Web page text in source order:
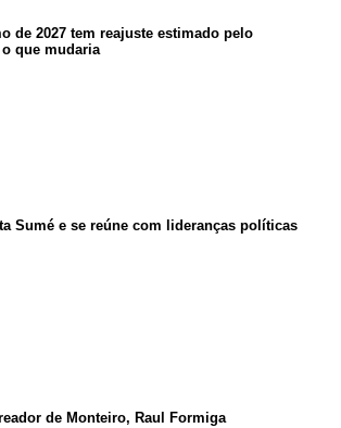
de 2027 tem reajuste estimado pelo
que mudaria
Sumé e se reúne com lideranças políticas
de Monteiro, Raul Formiga